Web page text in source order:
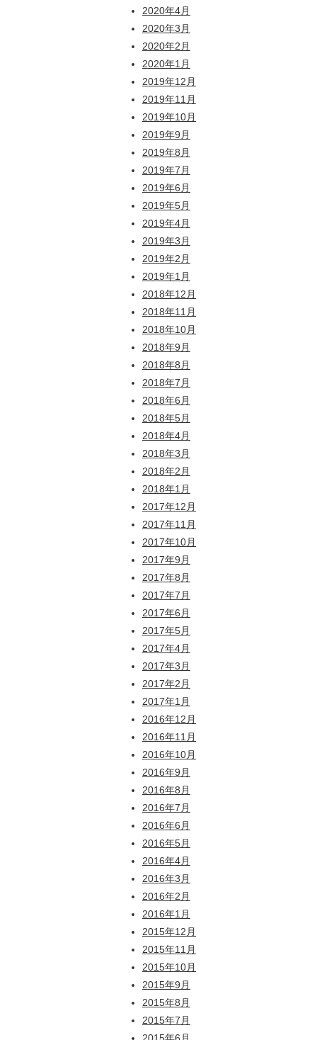
2020年4月
2020年3月
2020年2月
2020年1月
2019年12月
2019年11月
2019年10月
2019年9月
2019年8月
2019年7月
2019年6月
2019年5月
2019年4月
2019年3月
2019年2月
2019年1月
2018年12月
2018年11月
2018年10月
2018年9月
2018年8月
2018年7月
2018年6月
2018年5月
2018年4月
2018年3月
2018年2月
2018年1月
2017年12月
2017年11月
2017年10月
2017年9月
2017年8月
2017年7月
2017年6月
2017年5月
2017年4月
2017年3月
2017年2月
2017年1月
2016年12月
2016年11月
2016年10月
2016年9月
2016年8月
2016年7月
2016年6月
2016年5月
2016年4月
2016年3月
2016年2月
2016年1月
2015年12月
2015年11月
2015年10月
2015年9月
2015年8月
2015年7月